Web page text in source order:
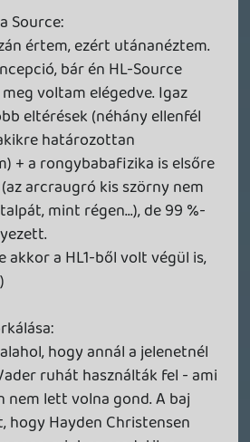
karácsony előtti
Most én is a
a hard viszont
mindent
és normalon 5 csillagra
Már játszottam
és hihetetlen
23:04:40 #0n2nz
zene. Hirtelen azt
van. 😃
szemre én sem
Pedig már lassan egy
megrendelem
22:35:22 #0n2ny